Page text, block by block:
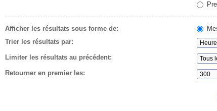
Afficher les résultats sous forme de:
Trier les résultats par:
Limiter les résultats au précédent:
Retourner en premier les: